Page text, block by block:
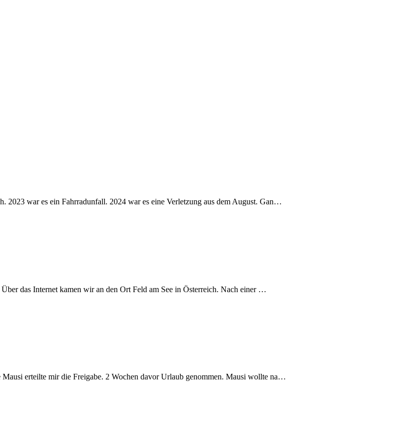
war es ein Fahrradunfall. 2024 war es eine Verletzung aus dem August. Gan…
das Internet kamen wir an den Ort Feld am See in Österreich. Nach einer …
erteilte mir die Freigabe. 2 Wochen davor Urlaub genommen. Mausi wollte na…